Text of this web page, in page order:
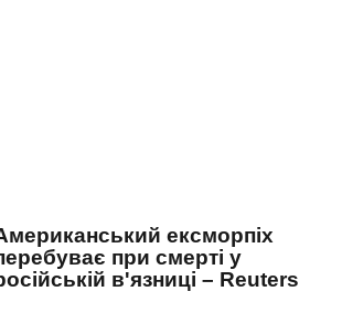
ексморпіх
при смерті у
в'язниці – Reuters